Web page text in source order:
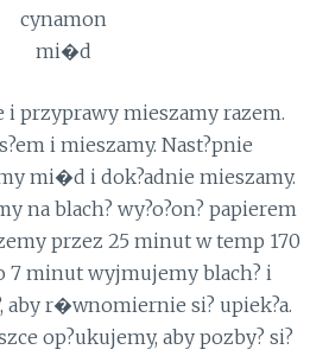
cynamon
mi�d
i przyprawy mieszamy razem.
i mieszamy. Nast?pnie
mi�d i dok?adnie mieszamy.
na blach? wy?o?on? papierem
przez 25 minut w temp 170
7 minut wyjmujemy blach? i
aby r�wnomiernie si? upiek?a.
op?ukujemy, aby pozby? si?